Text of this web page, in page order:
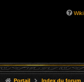
Wiki
Portail Index du forum